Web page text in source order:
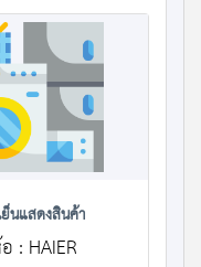
นแสดงสินค้า
: HAIER